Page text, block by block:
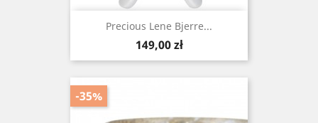
Precious Lene Bjerre...
Cena
149,00 zł
-35%